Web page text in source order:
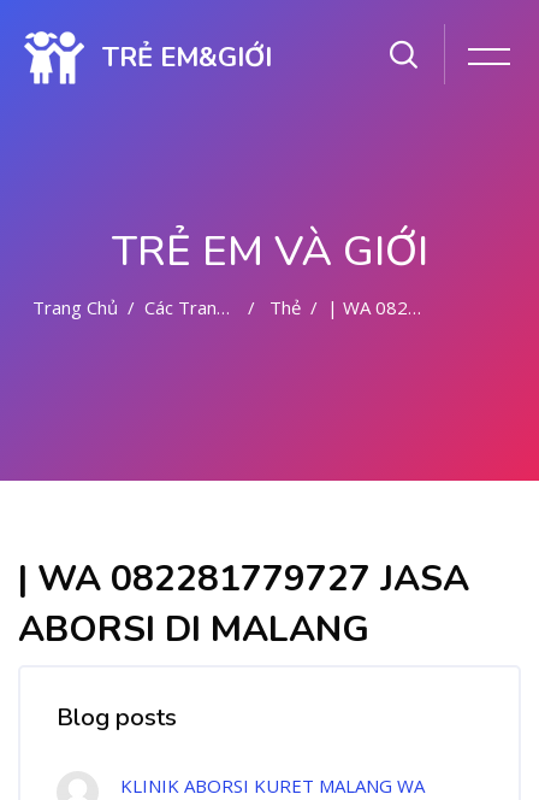
TRẺ EM&GIỚI
TRẺ EM VÀ GIỚI
Trang Chủ Các Trang Của Hệ Thống Thẻ | WA 082281779727 JASA ABORSI DI MALANG
| WA 082281779727 JASA
ABORSI DI MALANG
Blog posts
KLINIK ABORSI KURET MALANG WA